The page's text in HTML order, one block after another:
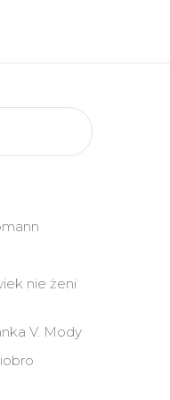
nie żeni
V. Mody